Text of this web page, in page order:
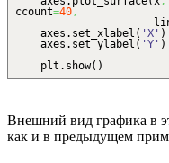
ccount=40,
axes. set_xlabel ( 'X' )
axes. set_ylabel ( 'Y' )
plt. show( )
Внешний вид графика в
как и в предыдущем